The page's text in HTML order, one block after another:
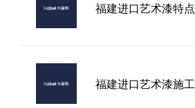
福建进口艺术漆特点
福建进口艺术漆施工